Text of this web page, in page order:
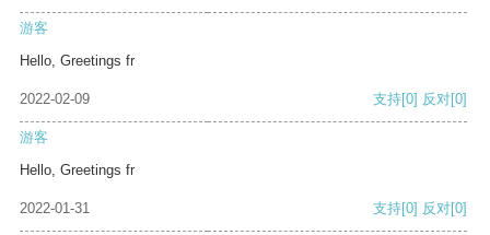
游客
Hello, Greetings fr
2022-02-09 支持[0] 反对[0]
游客
Hello, Greetings fr
2022-01-31 支持[0] 反对[0]